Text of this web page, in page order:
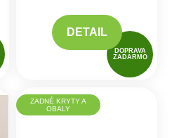
DOPRAVA
ZADARMO
DETAIL
ZADNÉ KRYTY A
OBALY